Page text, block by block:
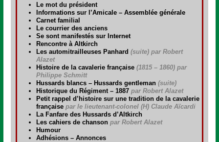
Le mot du président
Informations sur l’Amicale – Assemblée générale
Carnet familial
Le courrier des anciens
Se sont manifestés sur Internet
Rencontre à Altkirch
Les automitrailleuses Panhard (suite) par Robert
Alazet
Histoire de la cavalerie française (1815 – 1860) par
Philippe Schmitt
Hussards blancs – Hussards gentleman (suite)
Historique du Régiment – 1887 par Robert Alazet
Petit rappel d’histoire sur une tradition de la cavalerie
française par le lieutenant-colonel (H) Claude Aïcardi
La Fanfare des Hussards d’Altkirch
Les cahiers de chanson par Robert Alazet
Humour
Adhésions – Annonces